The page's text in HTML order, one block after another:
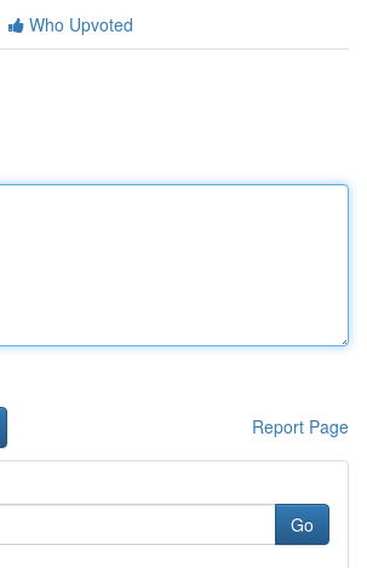
Who Upvoted
Report Page
Go